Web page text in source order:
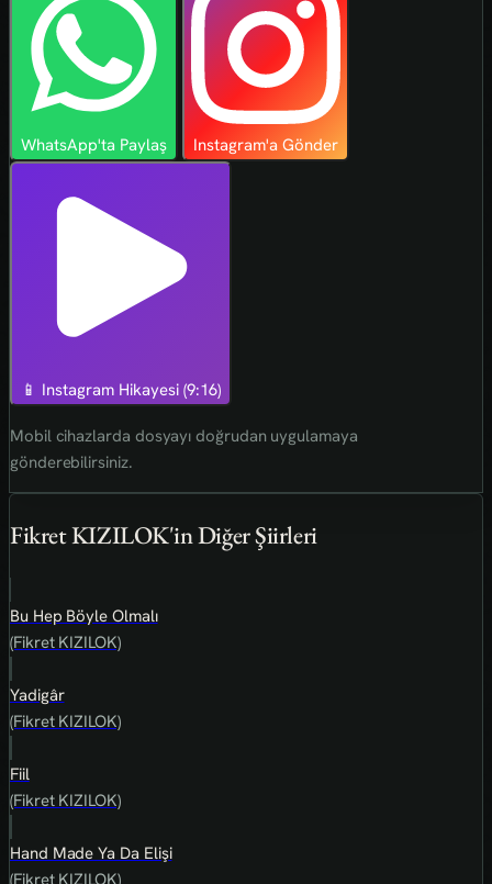
WhatsApp'ta Paylaş Instagram'a Gönder
📱 Instagram Hikayesi (9:16)
Mobil cihazlarda dosyayı doğrudan uygulamaya
gönderebilirsiniz.
Fikret KIZILOK'in Diğer Şiirleri
Bu Hep Böyle Olmalı
(Fikret KIZILOK)
Yadigâr
(Fikret KIZILOK)
Fiil
(Fikret KIZILOK)
Hand Made Ya Da Elişi
(Fikret KIZILOK)